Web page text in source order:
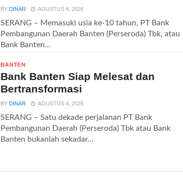
BYDINAR AGUSTUS 4, 2026
SERANG – Memasuki usia ke-10 tahun, PT Bank
Pembangunan Daerah Banten (Perseroda) Tbk, atau
Bank Banten...
BANTEN
Bank Banten Siap Melesat dan
Bertransformasi
BYDINAR AGUSTUS 4, 2026
SERANG – Satu dekade perjalanan PT Bank
Pembangunan Daerah (Perseroda) Tbk atau Bank
Banten bukanlah sekadar...